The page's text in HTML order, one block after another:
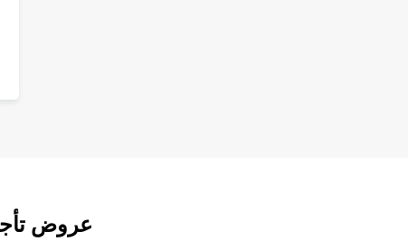
عروض